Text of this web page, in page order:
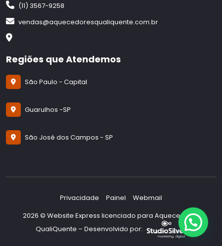
(11) 3567-9258
vendas@aquecedoresqualiquente.com.br
Regiões que Atendemos
São Paulo - Capital
Guarulhos -SP
São José dos Campos - SP
Privacidade Painel
Webmail
2026 © Website Express licenciado para Aquecedores
QualiQuente – Desenvolvido por:
Enviar Mensagem
Podemos ajudá-lo?